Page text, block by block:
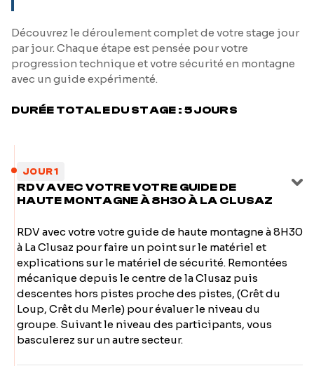
Découvrez le déroulement complet de votre stage jour
par jour. Chaque étape est pensée pour votre
progression technique et votre sécurité en montagne
avec un guide expérimenté.
DURÉE TOTALE DU STAGE : 5 JOURS
JOUR 1
RDV AVEC VOTRE VOTRE GUIDE DE
HAUTE MONTAGNE À 8H30 À LA CLUSAZ
RDV avec votre votre guide de haute montagne à 8H30
à La Clusaz pour faire un point sur le matériel et
explications sur le matériel de sécurité. Remontées
mécanique depuis le centre de la Clusaz puis
descentes hors pistes proche des pistes, (Crêt du
Loup, Crêt du Merle) pour évaluer le niveau du
groupe. Suivant le niveau des participants, vous
basculerez sur un autre secteur.